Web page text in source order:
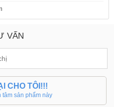
VẤN
CHO TÔI!!!
tâm sản phẩm này